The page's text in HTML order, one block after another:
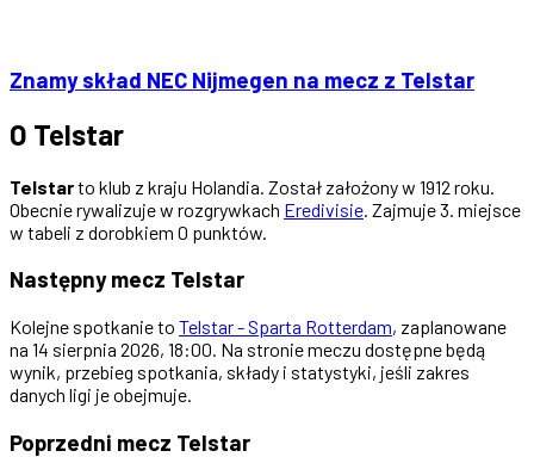
Znamy skład NEC Nijmegen na mecz z Telstar
O Telstar
Telstarto klub z kraju Holandia. Został założony w 1912 roku.
Obecnie rywalizuje w rozgrywkach Eredivisie . Zajmuje 3. miejsce
w tabeli z dorobkiem 0 punktów.
Następny mecz Telstar
Kolejne spotkanie to Telstar - Sparta Rotterdam, zaplanowane
na 14 sierpnia 2026, 18:00. Na stronie meczu dostępne będą
wynik, przebieg spotkania, składy i statystyki, jeśli zakres
danych ligi je obejmuje.
Poprzedni mecz Telstar